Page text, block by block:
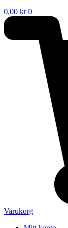
0,00 kr 0
Varukorg